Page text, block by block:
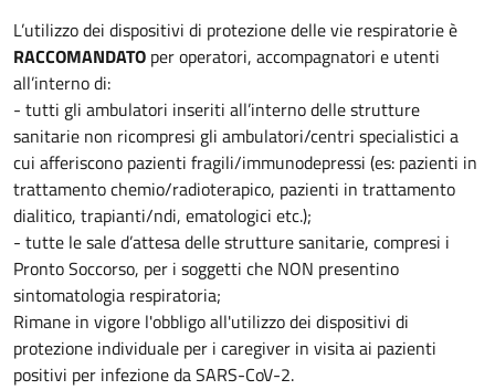
L’utilizzo dei dispositivi di protezione delle vie respiratorie è
RACCOMANDATO per operatori, accompagnatori e utenti
all’interno di:
- tutti gli ambulatori inseriti all’interno delle strutture
sanitarie non ricompresi gli ambulatori/centri specialistici a
cui afferiscono pazienti fragili/immunodepressi (es: pazienti in
trattamento chemio/radioterapico, pazienti in trattamento
dialitico, trapianti/ndi, ematologici etc.);
- tutte le sale d’attesa delle strutture sanitarie, compresi i
Pronto Soccorso, per i soggetti che NON presentino
sintomatologia respiratoria;
Rimane in vigore l'obbligo all'utilizzo dei dispositivi di
protezione individuale per i caregiver in visita ai pazienti
positivi per infezione da SARS-CoV-2.